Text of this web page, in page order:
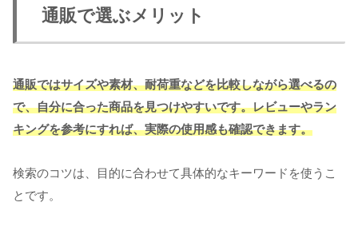
通販で選ぶメリット
通販ではサイズや素材、耐荷重などを比較しながら選べるの
で、自分に合った商品を見つけやすいです。レビューやラン
キングを参考にすれば、実際の使用感も確認できます。
検索のコツは、目的に合わせて具体的なキーワードを使うこ
とです。